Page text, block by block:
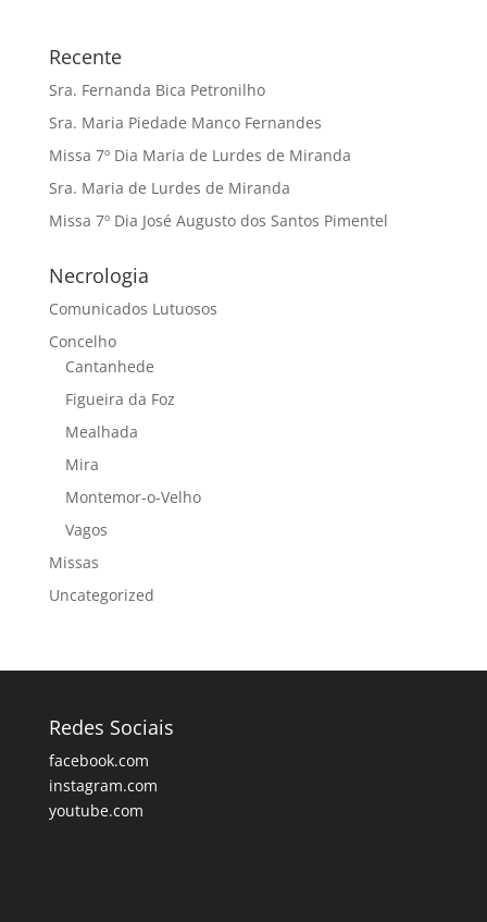
Recente
Sra. Fernanda Bica Petronilho
Sra. Maria Piedade Manco Fernandes
Missa 7º Dia Maria de Lurdes de Miranda
Sra. Maria de Lurdes de Miranda
Missa 7º Dia José Augusto dos Santos Pimentel
Necrologia
Comunicados Lutuosos
Concelho
Cantanhede
Figueira da Foz
Mealhada
Mira
Montemor-o-Velho
Vagos
Missas
Uncategorized
Redes Sociais
facebook.com
instagram.com
youtube.com